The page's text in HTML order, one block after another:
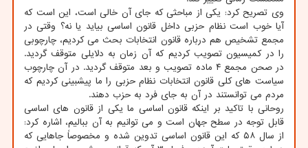
وی تصریح کرد: یکی از مباحثی که جای آن خالی است، این است که
آیا خوب است نظام حزبی داخل قانون اساسی بیاید یا نه؟ وقتی در
مجمع تشخیص هم درباره قانون انتخابات بحث می کردیم، چارچوبی
را در کمیسیون تصویب کردیم که آن زمان به دلایلی متوقف گردید.
در صحن مجمع ۴ ماده تصویب و بعد متوقف گردید. در آن چارچوب
سیاست های کلی قانون انتخابات نظام حزبی را ما پیشبینی کردیم که
مردم می توانستند در آن به جای فرد به حزب دهند.
روحانی با تاکید بر اینکه قانون اساسی ما یکی از قانون های اساسی
قابل توجه در سطح جهان است و می توانیم به آن ببالیم، اشاره کرد:
از سال ۵۸ که این قانون اساسی تدوین شده و مخصوصاً جاهایی که